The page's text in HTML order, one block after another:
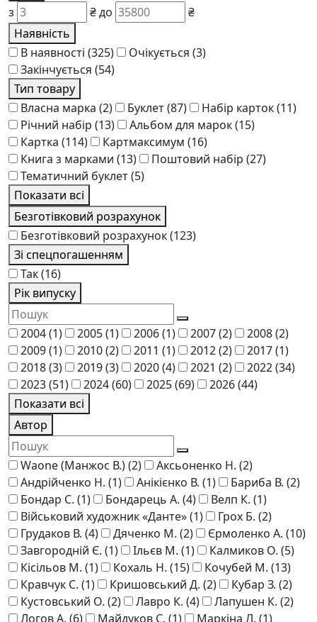
з
₴до
₴
Наявність
В наявності (325) Очікується (3)
Закінчується (54)
Тип товару
Власна марка (2) Буклет(87) Набір карток(11)
Річний набір (13) Альбом для марок(15)
Картка (114) Картмаксимум (16)
Книга з марками (13) Поштовий набір (27)
Тематичний буклет(5)
Показати всі
Безготівковий розрахунок
Безготівковий розрахунок(123)
Зі спецпогашенням
Так(16)
Рік випуску
2004(1) 2005(1) 2006(1) 2007(2) 2008(2)
2009(1) 2010(2) 2011 (1) 2012(2) 2017(1)
2018(3) 2019(3) 2020(4) 2021 (2) 2022(34)
2023(51) 2024(60) 2025(69) 2026(44)
Показати всі
Автор
Waone (Манжос В.)(2) Аксьоненко Н. (2)
Андрійченко Н. (1) Анікієнко В. (1) Бариба В. (2)
Бондар С. (1) Бондарець А. (4) Велп К. (1)
Військовий художник «Данте»(1) Грох Б. (2)
Грудаков В. (4) Дяченко М. (2) Єрмоленко А. (10)
Завгородній Є. (1) Ільєв М. (1) Калмиков О. (5)
Кісільов М. (1) Кохаль Н. (15) Кочубей М. (13)
Кравчук С. (1) Кришовський Д. (2) Кубар З. (2)
Кустовський О. (2) Лавро К. (4) Лапушен К. (2)
Логов А. (6) Майдуков С. (1) Маркіна Л. (1)